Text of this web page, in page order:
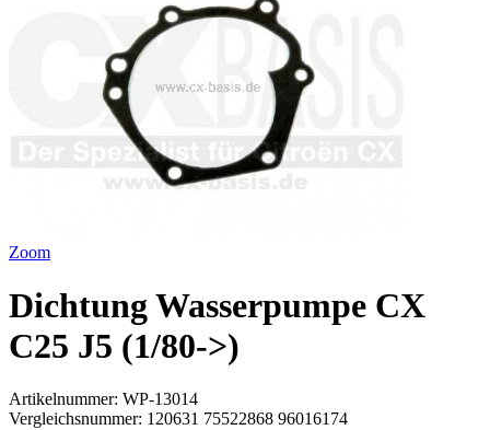
Zoom
Dichtung Wasserpumpe CX
C25 J5 (1/80->)
Artikelnummer: WP-13014
Vergleichsnummer: 120631 75522868 96016174